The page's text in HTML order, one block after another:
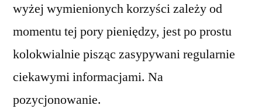
wyżej wymienionych korzyści zależy od
momentu tej pory pieniędzy, jest po prostu
kolokwialnie pisząc zasypywani regularnie
ciekawymi informacjami. Na
pozycjonowanie.